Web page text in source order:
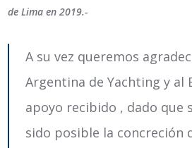
de Lima en 2019.-
A su vez queremos
Argentina de Yachting y al
apoyo recibido , dado que
sido posible la concreción